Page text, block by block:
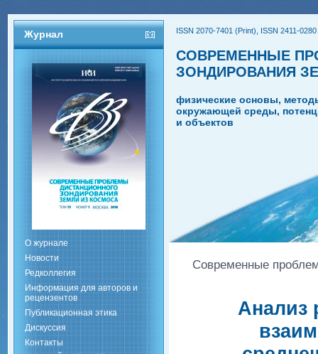
Журнал
О журнале
Новости
Редколлегия
Информация для авторов и
рецензентов
Публикационная этика
Дискуссия
Контакты
ISSN 2070-7401 (Print), ISSN 2411-
СОВРЕМЕННЫЕ
ЗОНДИРОВАНИЯ
физические основы,
окружающей среды,
и объектов
Современные
Анализ